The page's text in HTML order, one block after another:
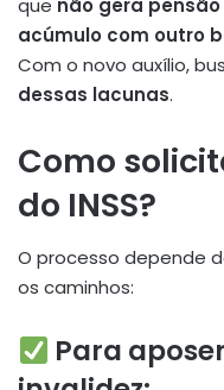
que não gera
acúmulo com outro
Com o novo auxílio,
dessas lacunas.
Como
do INSS?
O processo depende
os caminhos:
Para